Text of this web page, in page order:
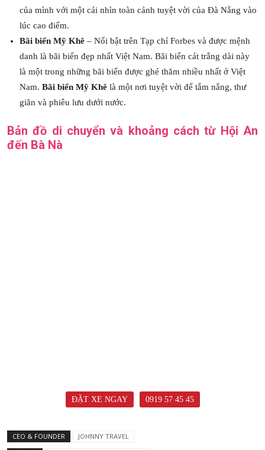
của mình với một cái nhìn toàn cảnh tuyệt vời của Đà Nẵng vào
lúc cao điểm.
Bãi biển Mỹ Khê – Nổi bật trên Tạp chí Forbes và được mệnh
danh là bãi biển đẹp nhất Việt Nam. Bãi biển cát trắng dài này
là một trong những bãi biển được ghé thăm nhiều nhất ở Việt
Nam. Bãi biển Mỹ Khê là một nơi tuyệt vời để tắm nắng, thư
giãn và phiêu lưu dưới nước.
Bản đồ di chuyển và khoảng cách từ Hội An
đến Bà Nà
ĐẶT XE NGAY 0919 57 45 45
CEO & FOUNDER
JOHNNY TRAVEL